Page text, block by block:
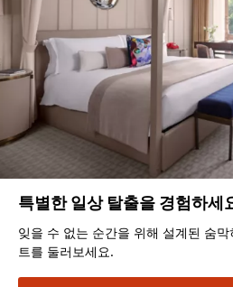
특별한 일상 탈출을 경험하세
잊을 수 없는 순간을 위해 설계된 숨
트를 둘러보세요.